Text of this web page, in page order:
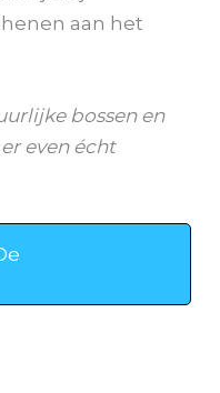
aan het
bossen en
even écht